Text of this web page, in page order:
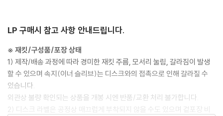
LP 구매시 참고 사항 안내드립니다.
※ 재킷/구성품/포장 상태
1) 제작/배송 과정에 따라 경미한 재킷 주름, 모서리 눌림, 갈라짐이 발생
할 수 있으며 속지(이너 슬리브)는 디스크와의 접촉으로 인해 갈라질 수
있습니다.
외관상 불량 확인되는 상품을 개봉 시엔 반품/교환 처리 불가합니다.
2) 디스크 라벨은 공정상 매끄럽게 부착되지 않을 수도 있으며 겉포장 비